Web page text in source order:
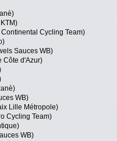
Cycling Team)
Sauces WB)
Côte d'Azur)
WB)
Lille Métropole)
Cycling Team)
WB)